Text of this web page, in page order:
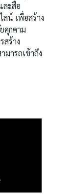
ละสื่อ
น์ เพื่อสร้าง
คุกคาม
สร้าง
ารถเข้าถึง